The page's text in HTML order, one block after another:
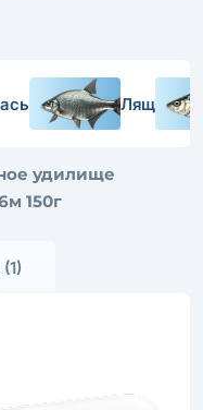
Лящ
удилище
150г